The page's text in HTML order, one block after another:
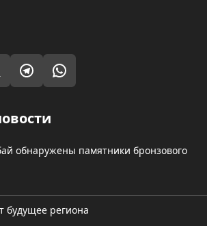
обнаружены памятники бронзового
будущее региона